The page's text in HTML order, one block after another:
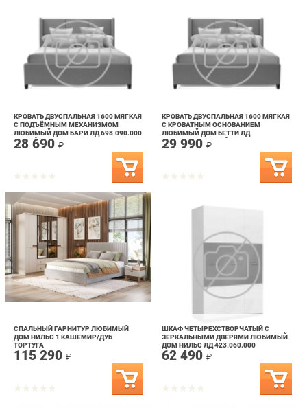
ЛЮБИМЫЙ ДОМ БАРИ ЛД 698.090.000
СЕРЫЙ, ТКАНЬ BEATTO PLAN-1
28 690₽
ЛЮБИМЫЙ ДОМ БЕТТИ ЛД
600.500.000 СЕРЫЙ, ТКАНЬ CAPRI 24
29 990₽
115 290₽
ЗЕРКАЛЬНЫМИ ДВЕРЯМИ ЛЮБИМЫЙ
КАШЕМИР/ДУБ ТОРТУГА
62 490₽